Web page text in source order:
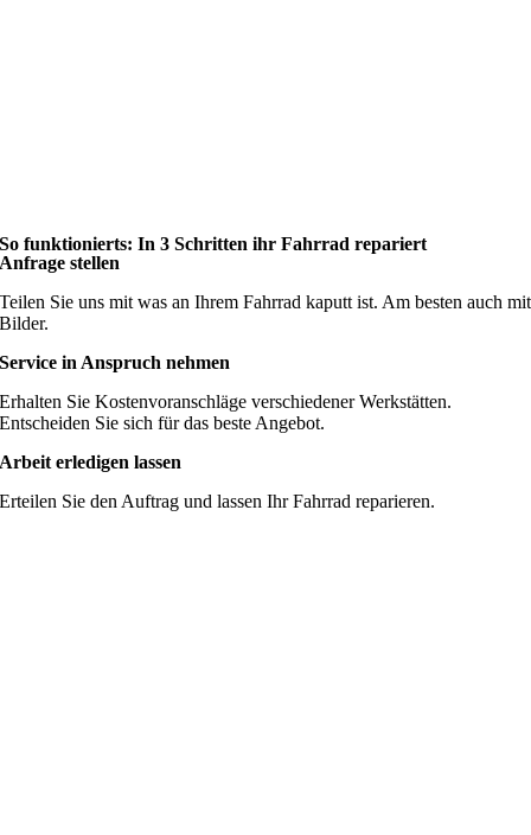
So funktionierts: In 3 Schritten ihr Fahrrad repariert
Anfrage stellen
Teilen Sie uns mit was an Ihrem Fahrrad kaputt ist. Am besten auch mit
Bilder.
Service in Anspruch nehmen
Erhalten Sie Kostenvoranschläge verschiedener Werkstätten.
Entscheiden Sie sich für das beste Angebot.
Arbeit erledigen lassen
Erteilen Sie den Auftrag und lassen Ihr Fahrrad reparieren.